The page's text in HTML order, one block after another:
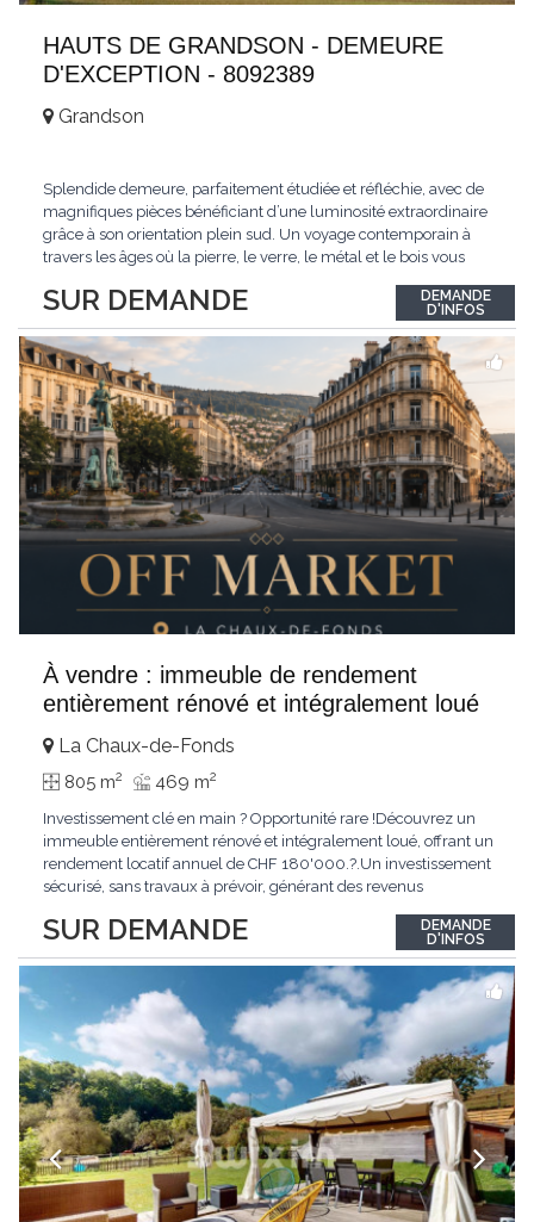
HAUTS DE GRANDSON - DEMEURE
D'EXCEPTION - 8092389
SUR DEMANDE
Grandson
Splendide demeure, parfaitement étudiée et réfléchie, avec de
magnifiques pièces bénéficiant d’une luminosité extraordinaire
grâce à son orientation plein sud. Un voyage contemporain à
travers les âges où la pierre, le verre, le métal et le bois vous
de Grandson, entourée de nature et d’un verger de fruitiers, et...
DEMANDE
D'INFOS
À vendre : immeuble de rendement
entièrement rénové et intégralement loué
SUR DEMANDE
La Chaux-de-Fonds
805 m2 469 m2
Investissement clé en main ? Opportunité rare !Découvrez un
immeuble entièrement rénové et intégralement loué, offrant un
rendement locatif annuel de CHF 180'000.?.Un investissement
sécurisé, sans travaux à prévoir, générant des revenus
d'informations ou recevoir le dossier.
DEMANDE
D'INFOS